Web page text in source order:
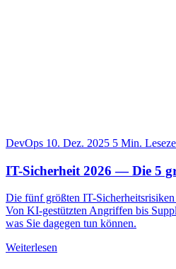
DevOps 10. Dez. 2025 5 Min.
IT-Sicherheit 2026 — Die 5
Die fünf größten IT-
Von KI-gestützten Angriffen bis
was Sie dagegen tun können.
Weiterlesen